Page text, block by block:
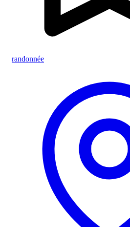
randonnée